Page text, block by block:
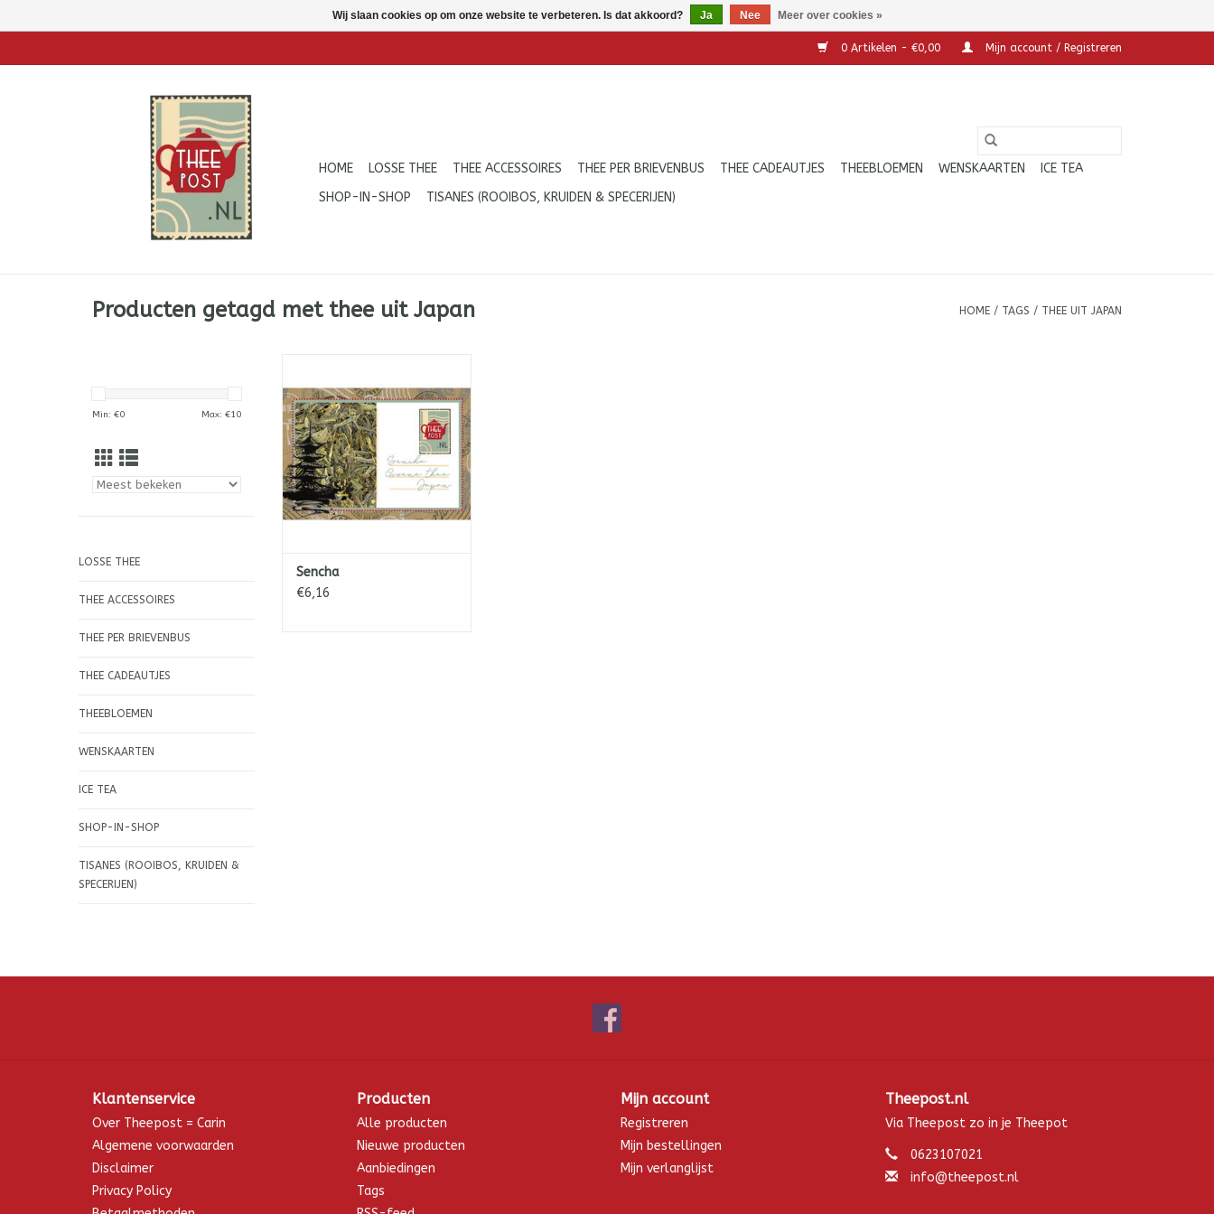
0 Artikelen - €0,00 Mijn account / Registreren
HOME LOSSE THEE THEE ACCESSOIRES THEE PER BRIEVENBUS THEE CADEAUTJES THEEBLOEMEN WENSKAARTEN
ICE TEA
SHOP-IN-SHOP
TISANES (ROOIBOS, KRUIDEN & SPECERIJEN)
Producten getagd met thee uit Japan HOME / TAGS / THEE UIT JAPAN
Min: €0 Max: €10
LOSSE THEE
THEE ACCESSOIRES
THEE PER BRIEVENBUS
THEE CADEAUTJES
THEEBLOEMEN
WENSKAARTEN
ICE TEA
SHOP-IN-SHOP
TISANES (ROOIBOS, KRUIDEN &
SPECERIJEN)
Japan.
TOEVOEGEN AAN WINKELWAGEN
Sencha
€6,16
Klantenservice
Over Theepost = Carin
Algemene voorwaarden
Disclaimer
Privacy Policy
Producten
Alle producten
Nieuwe producten
Aanbiedingen
Tags
Mijn account
Registreren
Mijn bestellingen
Mijn verlanglijst
Theepost.nl
Via Theepost zo in je Theepot
0623107021
info@theepost.nl
Wij slaan cookies op om onze website te verbeteren. Is dat akkoord? Ja Nee Meer over cookies »